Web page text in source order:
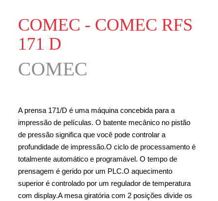
COMEC - COMEC RFS
171 D
COMEC
A prensa 171/D é uma máquina concebida para a
impressão de películas. O batente mecânico no pistão
de pressão significa que você pode controlar a
profundidade de impressão.O ciclo de processamento é
totalmente automático e programável. O tempo de
prensagem é gerido por um PLC.O aquecimento
superior é controlado por um regulador de temperatura
com display.A mesa giratória com 2 posições divide os